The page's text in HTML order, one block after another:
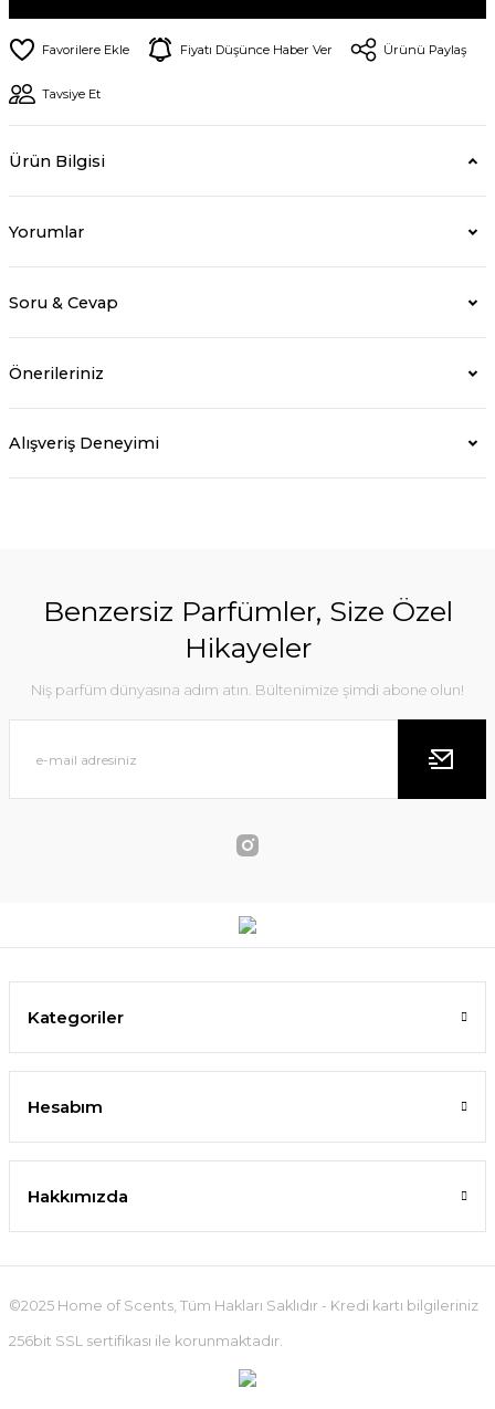
Fiyatı Düşünce Haber Ver Ürünü Paylaş
Tavsiye Et
Ürün Bilgisi
Yorumlar
Soru & Cevap
Önerileriniz
Alışveriş Deneyimi
Benzersiz Parfümler, Size Özel
Hikayeler
Niş parfüm dünyasına adım atın. Bültenimize şimdi abone olun!
Kategoriler
Hesabım
Hakkımızda
©2025 Home of Scents, Tüm Hakları Saklıdır - Kredi kartı bilgileriniz
256bit SSL sertifikası ile korunmaktadır.